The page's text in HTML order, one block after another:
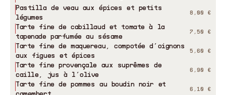
Pastilla de veau aux épices et petits
légumes
8,00 €
Tarte fine de cabillaud et tomate à la
tapenade parfumée au sésame
7,50 €
Tarte fine de maquereau, compotée d’oignons
aux figues et épices
5,60 €
Tarte fine provençale aux suprêmes de
caille, jus à l’olive
6,90 €
Tarte fine de pommes au boudin noir et
camembert
6,10 €